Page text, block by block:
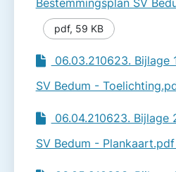
pdf, 59 KB
06.03.210623. Bijlage
SV Bedum -
06.04.210623. Bijlage
SV Bedum - Plankaart.pdf